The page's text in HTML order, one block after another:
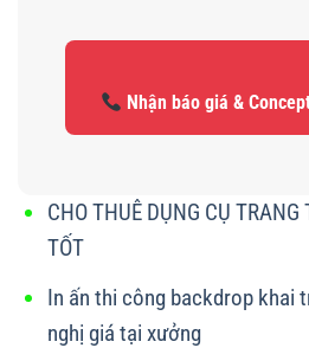
Nhận báo giá &
CHO THUÊ DỤNG CỤ
TỐT
In ấn thi công backdrop khai
nghị giá tại xưởng